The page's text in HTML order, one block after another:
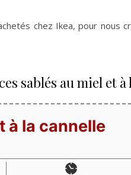
chez Ikea, pour
sablés au miel et à
à la cannelle